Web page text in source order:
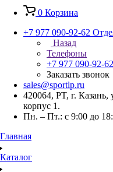
0 Корзина
+7 977 090-92-62
Назад
Телефоны
+7 977 090-92-62
Заказать звонок
sales@sportlp.ru
420064, PT, г. Казань,
корпус 1.
Пн. – Пт.: с 9:00 до
Главная
Каталог